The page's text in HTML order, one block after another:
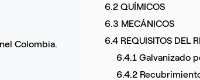
Colombia.
6.2 QUÍMICOS
6.3 MECÁNICOS
6.4 REQUISITOS DEL
6.4.1 Galvanizado
6.4.2